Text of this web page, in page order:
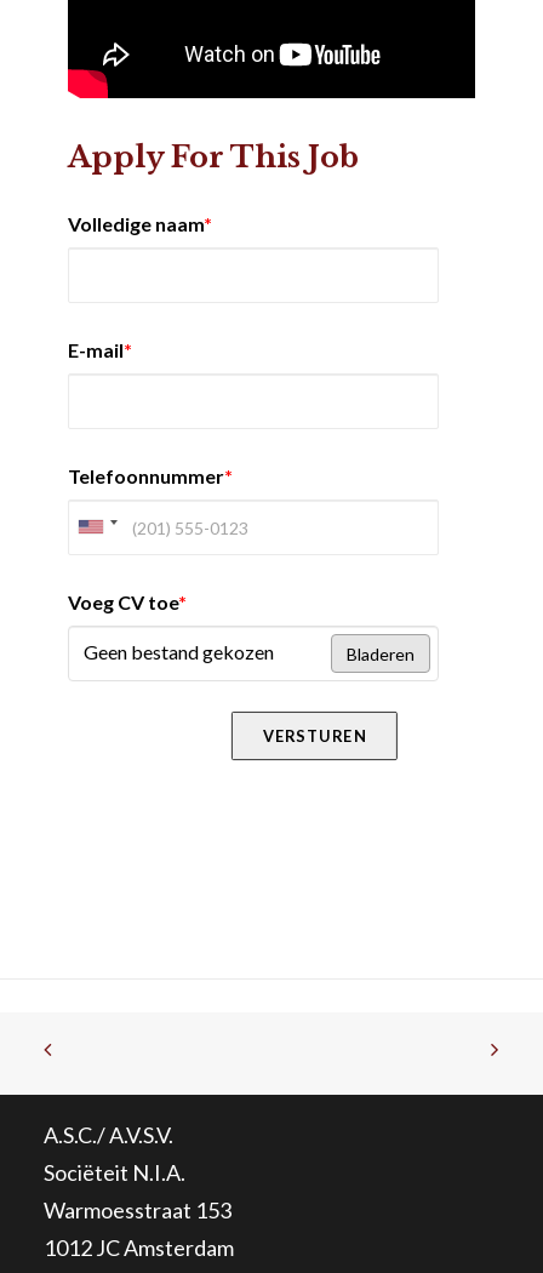
Apply For This Job
Volledige naam*
E-mail*
Telefoonnummer*
Voeg CV toe*
Geen bestand gekozen Bladeren
VERSTUREN
A.S.C./ A.V.S.V.
Sociëteit N.I.A.
Warmoesstraat 153
1012 JC Amsterdam